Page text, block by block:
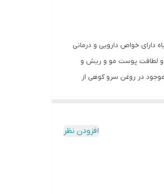
دارای خواص دارویی و درمانی
و لطافت پوست مو و ریش و
در روغن سرو کوهی از
افزودن نظر